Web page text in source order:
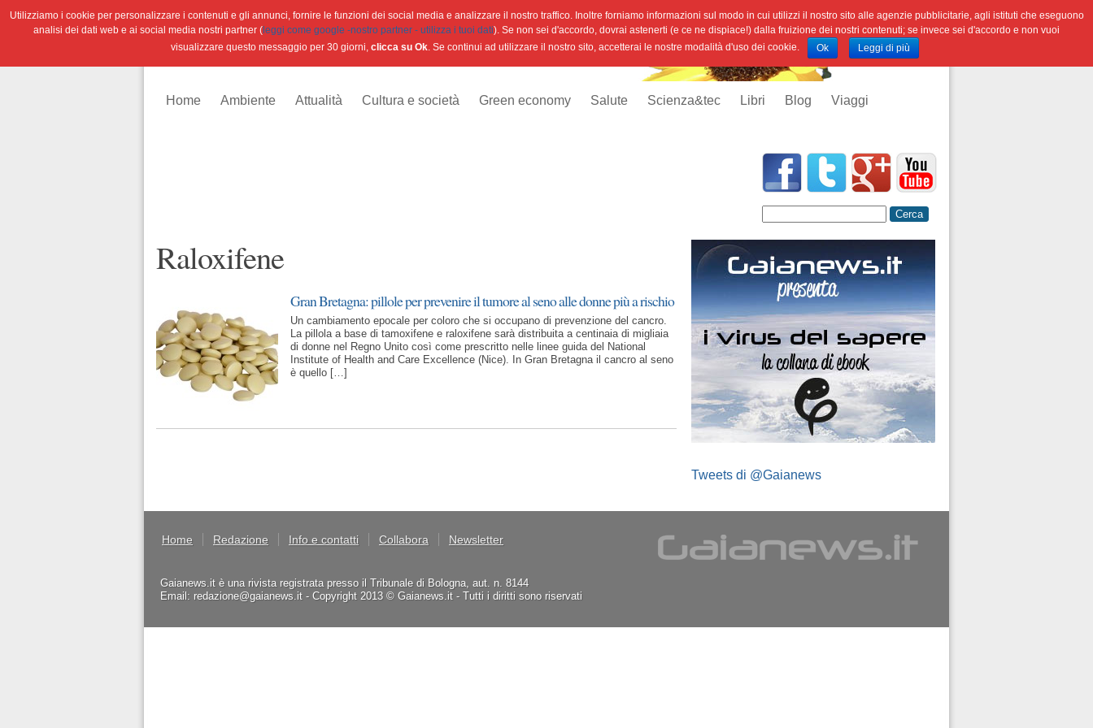
Home Ambiente Attualità Cultura e società Green economy Salute Scienza&tec Libri Blog Viaggi
Raloxifene
Gran Bretagna: pillole per prevenire il tumore al seno alle donne più a rischio
Un cambiamento epocale per coloro che si occupano di prevenzione del cancro.
La pillola a base di tamoxifene e raloxifene sarà distribuita a centinaia di migliaia
di donne nel Regno Unito così come prescritto nelle linee guida del National
Institute of Health and Care Excellence (Nice). In Gran Bretagna il cancro al seno
è quello […]
Tweets di @Gaianews
Home Redazione Info e contatti Collabora Newsletter
Gaianews.it è una rivista registrata presso il Tribunale di Bologna, aut. n. 8144
Email: redazione@gaianews.it - Copyright 2013 © Gaianews.it - Tutti i diritti sono riservati
Utilizziamo i cookie per personalizzare i contenuti e gli annunci, fornire le funzioni dei social media e analizzare il nostro traffico. Inoltre forniamo informazioni sul modo in cui utilizzi il nostro sito alle agenzie pubblicitarie, agli istituti che eseguono
analisi dei dati web e ai social media nostri partner ( leggi come google -nostro partner - utilizza i tuoi dati). Se non sei d'accordo, dovrai astenerti (e ce ne dispiace!) dalla fruizione dei nostri contenuti; se invece sei d'accordo e non vuoi
visualizzare questo messaggio per 30 giorni,clicca su Ok. Se continui ad utilizzare il nostro sito, accetterai le nostre modalità d'uso dei cookie. Ok Leggi di più